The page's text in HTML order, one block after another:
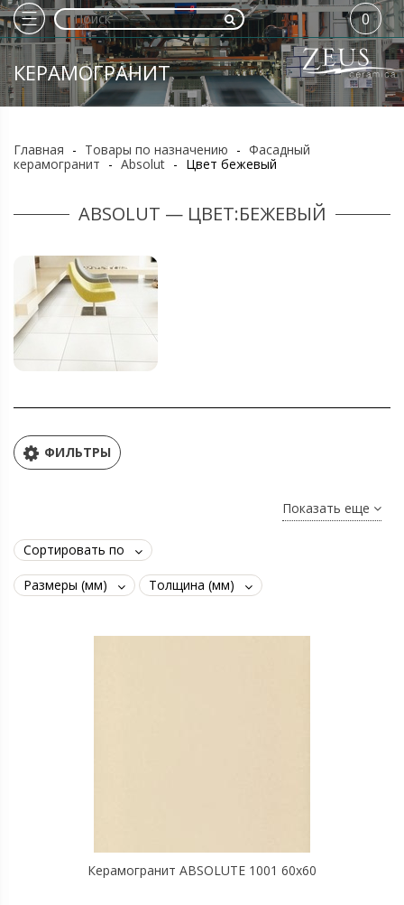
КЕРАМОГРАНИТ
0
Главная - Товары по назначению - Фасадный
керамогранит - Absolut - Цвет бежевый
ABSOLUT — ЦВЕТ:БЕЖЕВЫЙ
ФИЛЬТРЫ
Показать еще
Сортировать по
Размеры (мм) Толщина (мм)
Керамогранит ABSOLUTE 1001 60х60